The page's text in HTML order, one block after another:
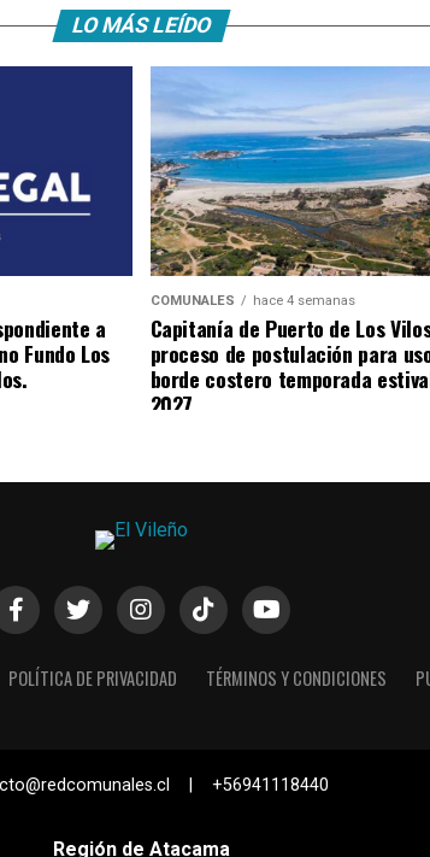
LO MÁS LEÍDO
a
Fundo Los
COMUNALES hace 4 semanas
Capitanía de Puerto de Los
proceso de postulación para
borde costero temporada
2027
POLÍTICA DE PRIVACIDAD TÉRMINOS Y CONDICIONES
| +56941118440
Región de Atacama